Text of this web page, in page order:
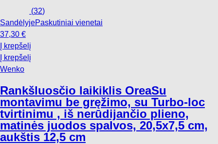
(32)
SandėlyjePaskutiniai vienetai
37,30 €
Į krepšelį
Į krepšelį
Wenko
Rankšluosčio laikiklis OreaSu
montavimu be gręžimo, su Turbo-loc
tvirtinimu , iš nerūdijančio plieno,
matinės juodos spalvos, 20,5x7,5 cm,
aukštis 12,5 cm